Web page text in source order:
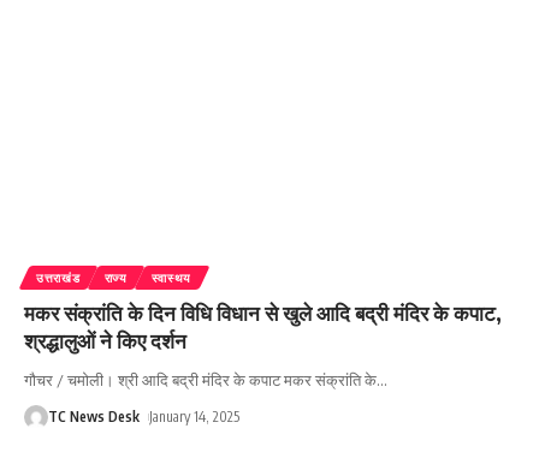
उत्तराखंड राज्य स्वास्थय
मकर संक्रांति के दिन विधि विधान से खुले आदि बद्री मंदिर के कपाट,
श्रद्धालुओं ने किए दर्शन
गौचर / चमोली। श्री आदि बद्री मंदिर के कपाट मकर संक्रांति के…
TC News Desk January 14, 2025